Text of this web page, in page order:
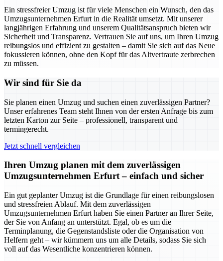
Ein stressfreier Umzug ist für viele Menschen ein Wunsch, den das
Umzugsunternehmen Erfurt in die Realität umsetzt. Mit unserer
langjährigen Erfahrung und unserem Qualitätsanspruch bieten wir
Sicherheit und Transparenz. Vertrauen Sie auf uns, um Ihren Umzug
reibungslos und effizient zu gestalten – damit Sie sich auf das Neue
fokussieren können, ohne den Kopf für das Altvertraute zerbrechen
zu müssen.
Wir sind für Sie da
Sie planen einen Umzug und suchen einen zuverlässigen Partner?
Unser erfahrenes Team steht Ihnen von der ersten Anfrage bis zum
letzten Karton zur Seite – professionell, transparent und
termingerecht.
Jetzt schnell vergleichen
Ihren Umzug planen mit dem zuverlässigen
Umzugsunternehmen Erfurt – einfach und sicher
Ein gut geplanter Umzug ist die Grundlage für einen reibungslosen
und stressfreien Ablauf. Mit dem zuverlässigen
Umzugsunternehmen Erfurt haben Sie einen Partner an Ihrer Seite,
der Sie von Anfang an unterstützt. Egal, ob es um die
Terminplanung, die Gegenstandsliste oder die Organisation von
Helfern geht – wir kümmern uns um alle Details, sodass Sie sich
voll auf das Wesentliche konzentrieren können.